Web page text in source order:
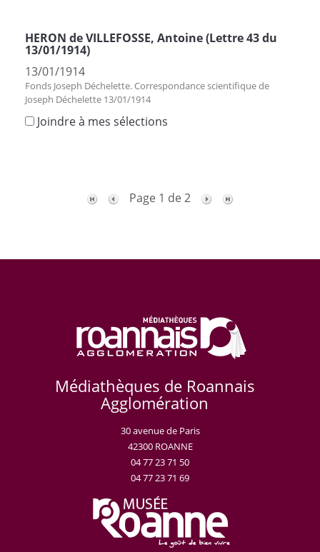
HERON de VILLEFOSSE, Antoine (Lettre 43 du
13/01/1914)
13/01/1914
Fonds Joseph Déchelette. Correspondance scientifique de
Joseph Déchelette 13/01/1914
Joindre à mes sélections
Page 1 de 2
Médiathèques de Roannais
Agglomération
30 avenue de Paris
42300 ROANNE
04 77 23 71 50
04 77 23 71 69